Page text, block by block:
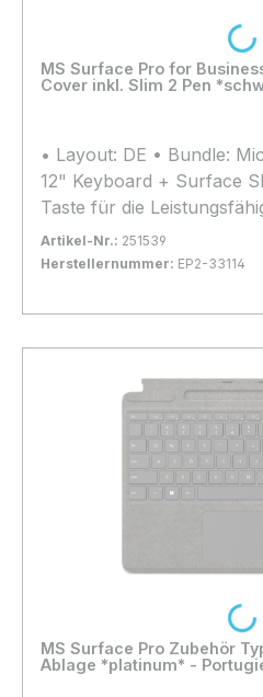
MS Surface Pro for
Cover inkl. Slim 2 Pen
• Layout: DE • Bundle:
12" Keyboard + Surface
Taste für die
Kompatible Geräte:
Artikel-Nr.: 251539
Herstellernummer: EP2-33114
In den Warenkorb
Loading...
MS Surface Pro Zubehör
Ablage *platinum* -
Loading...